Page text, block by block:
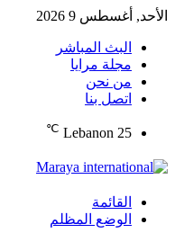
الأحد, أغسطس 9 2026
البث المباشر
مجلة مرايا
من نحن
اتصل بنا
Lebanon 25
℃
القائمة
الوضع المظلم